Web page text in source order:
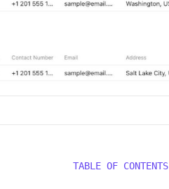
TABLE OF CONTENTS